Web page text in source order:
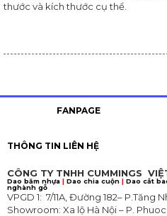
nghiệp
đóng
cắt
túi
nylon
thước và kích thước cụ thể.
FANPAGE
THÔNG TIN LIÊN HỆ
CÔNG TY TNHH CUMMINGS
Dao băm nhựa | Dao chia cuộn | Dao cắt
nghành gỗ
VPGD 1: 7/11A, Đường 182– P.Tăng
Showroom: Xa lộ Hà Nội – P.